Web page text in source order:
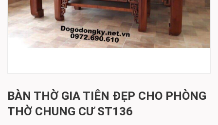
BÀN THỜ GIA TIÊN ĐẸP CHO PHÒNG
THỜ CHUNG CƯ ST136